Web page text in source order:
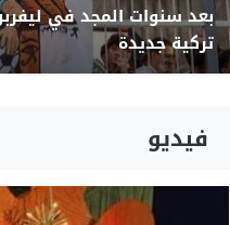
بعد سنوات المجد في
تركية جديدة
فيديو